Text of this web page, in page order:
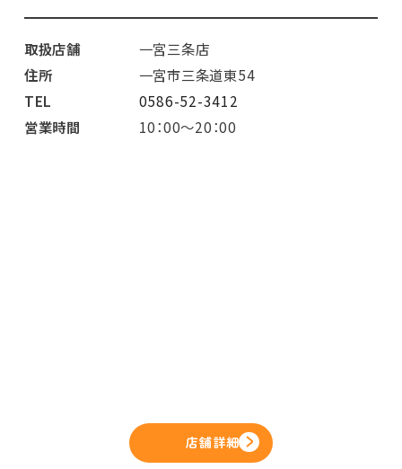
取扱店舗
一宮三条店
住所
一宮市三条道東54
TEL
0586-52-3412
営業時間
10：00～20：00
店舗詳細